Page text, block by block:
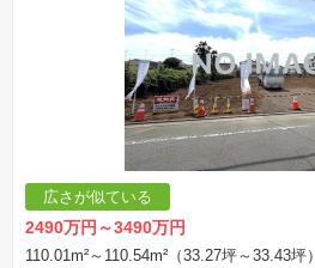
広さが似ている
2490万円～3490万円
110.01m²～110.54m²（33.27坪～33.43坪）